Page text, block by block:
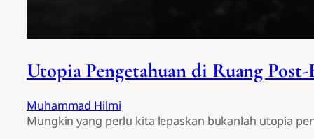
Utopia Pengetahuan di Ruang
Muhammad Hilmi
Mungkin yang perlu kita lepaskan bukanlah utopia